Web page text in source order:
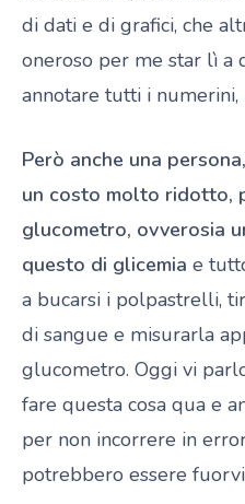
di dati e di grafici, che
oneroso per me star lì a
annotare tutti i
Però anche una
un costo molto ridotto,
glucometro, ovverosia
questo di glicemia e
a bucarsi i polpastrelli,
di sangue e misurarla
glucometro. Oggi vi
fare questa cosa qua e
per non incorrere in
potrebbero essere